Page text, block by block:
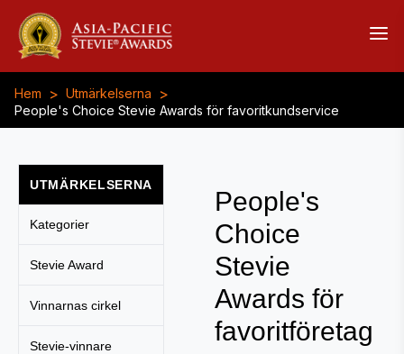
Hem > Utmärkelserna >
People's Choice Stevie Awards för favoritkundservice
UTMÄRKELSERNA
Kategorier
Stevie Award
Vinnarnas cirkel
Stevie-vinnare
People's
Choice
Stevie
Awards för
favoritföretag